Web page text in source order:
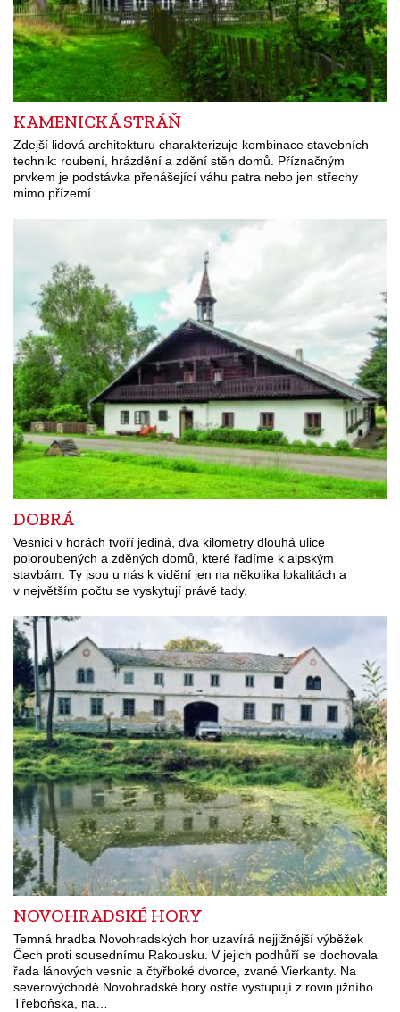
KAMENICKÁ STRÁŇ
Zdejší lidová architekturu charakterizuje kombinace stavebních
technik: roubení, hrázdění a zdění stěn domů. Příznačným
prvkem je podstávka přenášející váhu patra nebo jen střechy
mimo přízemí.
DOBRÁ
Vesnici v horách tvoří jediná, dva kilometry dlouhá ulice
poloroubených a zděných domů, které řadíme k alpským
stavbám. Ty jsou u nás k vidění jen na několika lokalitách a
v největším počtu se vyskytují právě tady.
NOVOHRADSKÉ HORY
Temná hradba Novohradských hor uzavírá nejjižnější výběžek
Čech proti sousednímu Rakousku. V jejich podhůří se dochovala
řada lánových vesnic a čtyřboké dvorce, zvané Vierkanty. Na
severovýchodě Novohradské hory ostře vystupují z rovin jižního
Třeboňska, na…